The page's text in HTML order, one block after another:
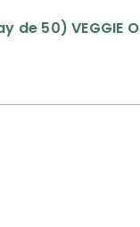
de 50) VEGGIE